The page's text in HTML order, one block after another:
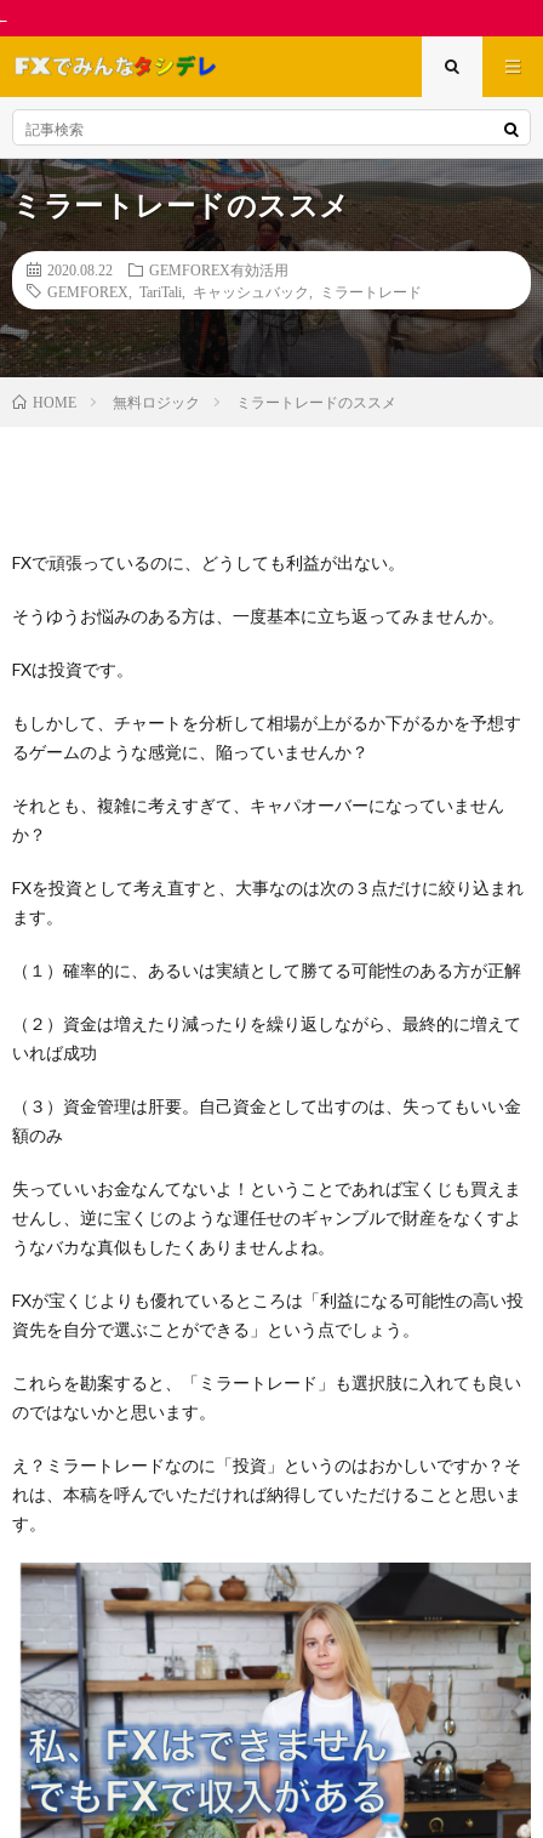
ミラートレードのススメ
2020.08.22
GEMFOREX有効活用
GEMFOREX
TariTali キャッシュバック ミラートレード
HOME 無料ロジック ミラートレードのススメ
FXで頑張っているのに、どうしても利益が出ない。
そうゆうお悩みのある方は、一度基本に立ち返ってみませんか。
FXは投資です。
もしかして、チャートを分析して相場が上がるか下がるかを予想す
るゲームのような感覚に、陥っていませんか？
それとも、複雑に考えすぎて、キャパオーバーになっていません
か？
FXを投資として考え直すと、大事なのは次の３点だけに絞り込まれ
ます。
（１）確率的に、あるいは実績として勝てる可能性のある方が正解
（２）資金は増えたり減ったりを繰り返しながら、最終的に増えて
いれば成功
（３）資金管理は肝要。自己資金として出すのは、失ってもいい金
額のみ
失っていいお金なんてないよ！ということであれば宝くじも買えま
せんし、逆に宝くじのような運任せのギャンブルで財産をなくすよ
うなバカな真似もしたくありませんよね。
FXが宝くじよりも優れているところは「利益になる可能性の高い投
資先を自分で選ぶことができる」という点でしょう。
これらを勘案すると、「ミラートレード」も選択肢に入れても良い
のではないかと思います。
え？ミラートレードなのに「投資」というのはおかしいですか？そ
れは、本稿を呼んでいただければ納得していただけることと思いま
す。